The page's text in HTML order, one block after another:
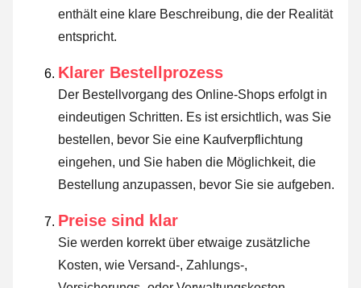
enthält eine klare Beschreibung, die der Realität
entspricht.
Klarer Bestellprozess
Der Bestellvorgang des Online-Shops erfolgt in
eindeutigen Schritten. Es ist ersichtlich, was Sie
bestellen, bevor Sie eine Kaufverpflichtung
eingehen, und Sie haben die Möglichkeit, die
Bestellung anzupassen, bevor Sie sie aufgeben.
Preise sind klar
Sie werden korrekt über etwaige zusätzliche
Kosten, wie Versand-, Zahlungs-,